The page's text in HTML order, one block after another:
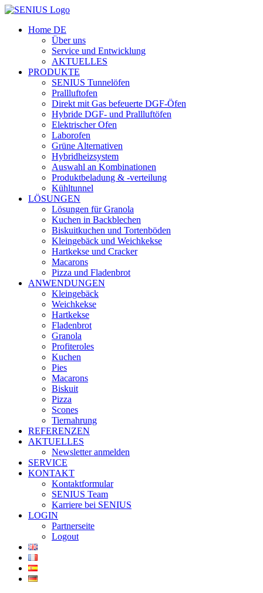
Skip
contentHome DE
Über uns
Service und Entwicklung
AKTUELLES
PRODUKTE
SENIUS Tunnelöfen
Prallluftofen
Direkt mit Gas befeuerte DGF-Öfen
Hybride DGF- und Prallluftöfen
Elektrischer Ofen
Laborofen
Grüne Alternativen
Hybridheizsystem
Auswahl an Kombinationen
Produktbeladung & -verteilung
Kühltunnel
LÖSUNGEN
Lösungen für Granola
Kuchen in Backblechen
Biskuitkuchen und Tortenböden
Kleingebäck und Weichkekse
Hartkekse und Cracker
Macarons
Pizza und Fladenbrot
ANWENDUNGEN
Kleingebäck
Weichkekse
Hartkekse
Fladenbrot
Granola
Profiteroles
Kuchen
Pies
Macarons
Biskuit
Pizza
Scones
Tiernahrung
REFERENZEN
AKTUELLES
Newsletter anmelden
SERVICE
KONTAKT
Kontaktformular
SENIUS Team
Karriere bei SENIUS
LOGIN
Partnerseite
Logout